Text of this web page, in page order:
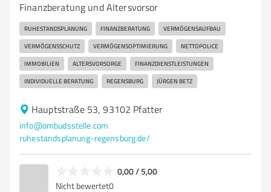
Finanzberatung und Altersvorsor
RUHESTANDSPLANUNG FINANZBERATUNG VERMÖGENSAUFBAU
VERMÖGENSSCHUTZ VERMÖGENSOPTIMIERUNG NETTOPOLICE
IMMOBILIEN ALTERSVORSORGE FINANZDIENSTLEISTUNGEN
INDIVIDUELLE BERATUNG REGENSBURG JÜRGEN BETZ
Hauptstraße 53, 93102 Pfatter
info@ombudsstelle.com
ruhestandsplanung-regensburg.de/
0,00 / 5,00
Nicht bewertet0